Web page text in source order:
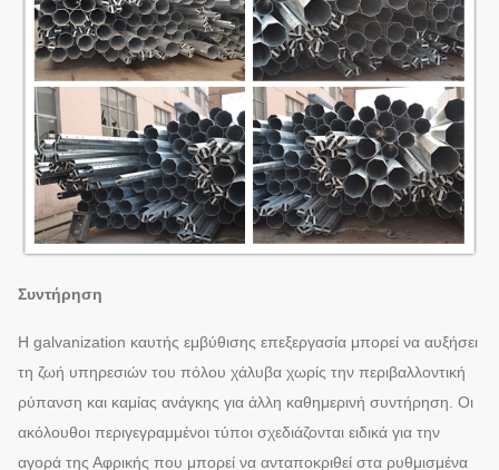
Συντήρηση
Η galvanization καυτής εμβύθισης επεξεργασία μπορεί να αυξήσει
τη ζωή υπηρεσιών του πόλου χάλυβα χωρίς την περιβαλλοντική
ρύπανση και καμίας ανάγκης για άλλη καθημερινή συντήρηση. Οι
ακόλουθοι περιγεγραμμένοι τύποι σχεδιάζονται ειδικά για την
αγορά της Αφρικής που μπορεί να ανταποκριθεί στα ρυθμισμένα